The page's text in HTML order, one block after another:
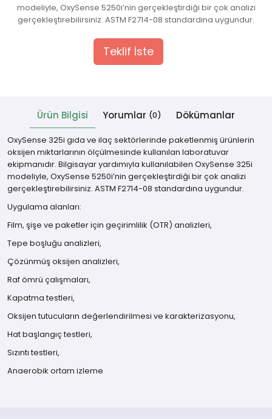
ve Kontrol Sistemleri
modeliyle, OxySense 5250i’nin gerçekleştirdiği bir çok analizi
gerçekleştirebilirsiniz. ASTM F2714-08 standardına uygundur.
Teklif İste
Ürün Bilgisi Yorumlar (0) Dökümanlar
OxySense 325i gıda ve ilaç sektörlerinde paketlenmiş ürünlerin
oksijen miktarlarının ölçülmesinde kullanılan laboratuvar
ekipmanıdır. Bilgisayar yardımıyla kullanılabilen OxySense 325i
modeliyle, OxySense 5250i’nin gerçekleştirdiği bir çok analizi
gerçekleştirebilirsiniz. ASTM F2714-08 standardına uygundur.
Uygulama alanları:
Film, şişe ve paketler için geçirimlilik (OTR) analizleri,
Tepe boşluğu analizleri,
Çözünmüş oksijen analizleri,
Raf ömrü çalışmaları,
Kapatma testleri,
Oksijen tutucuların değerlendirilmesi ve karakterizasyonu,
Hat başlangıç testleri,
Sızıntı testleri,
Anaerobik ortam izleme